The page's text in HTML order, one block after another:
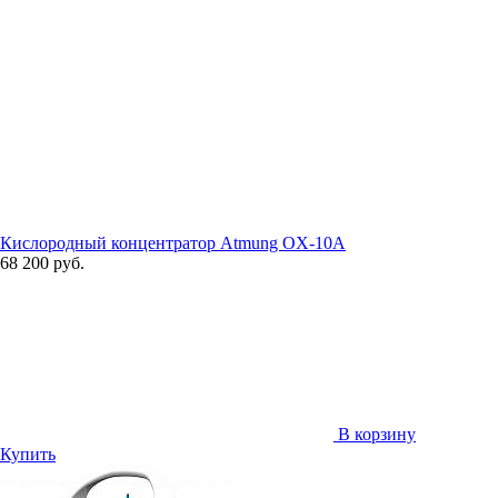
Кислородный концентратор Atmung OX-10A
68 200 руб.
В корзину
Купить